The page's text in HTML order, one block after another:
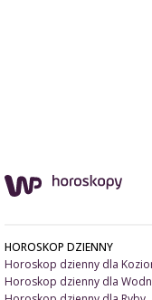
HOROSKOP DZIENNY
Horoskop dzienny dla
Horoskop dzienny dla